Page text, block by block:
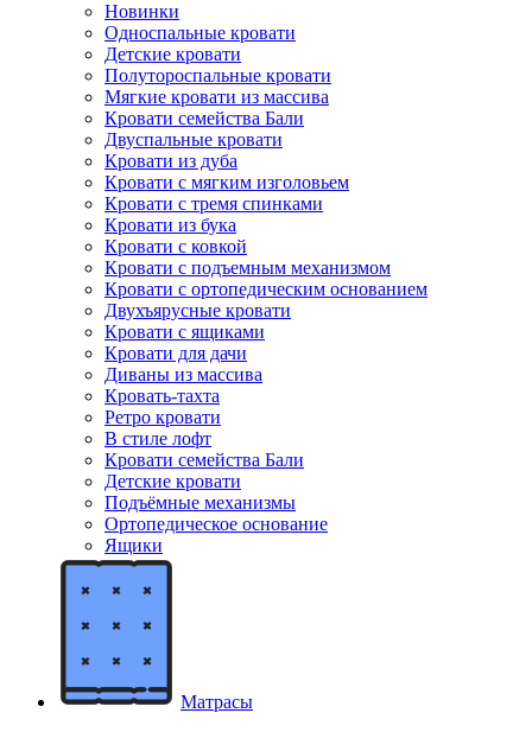
Новинки
Односпальные кровати
Детские кровати
Полутороспальные кровати
Мягкие кровати из массива
Кровати семейства Бали
Двуспальные кровати
Кровати из дуба
Кровати с мягким изголовьем
Кровати с тремя спинками
Кровати из бука
Кровати с ковкой
Кровати с подъемным механизмом
Кровати с ортопедическим основанием
Двухъярусные кровати
Кровати с ящиками
Кровати для дачи
Диваны из массива
Кровать-тахта
Ретро кровати
В стиле лофт
Кровати семейства Бали
Детские кровати
Подъёмные механизмы
Ортопедическое основание
Ящики
Матрасы